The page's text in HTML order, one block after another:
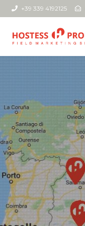
+39 339 4192125